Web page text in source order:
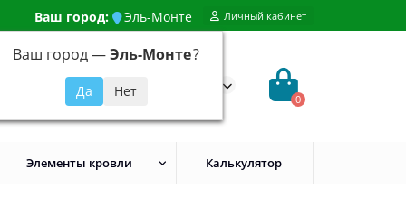
Ваш город: Эль-Монте
Ваш город —Эль-Монте?
Личный кабинет
648-92-94
0
Элементы кровли Калькулятор